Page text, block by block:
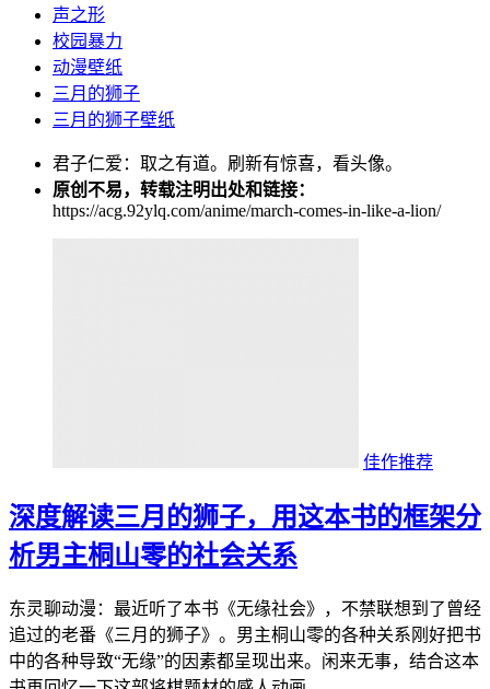
声之形
校园暴力
动漫壁纸
三月的狮子
三月的狮子壁纸
君子仁爱：取之有道。刷新有惊喜，看头像。
原创不易，转载注明出处和链接：
https://acg.92ylq.com/anime/march-comes-in-like-a-lion/
佳作推荐
深度解读三月的狮子，用这本书的框架分
析男主桐山零的社会关系
东灵聊动漫：最近听了本书《无缘社会》，不禁联想到了曾经
追过的老番《三月的狮子》。男主桐山零的各种关系刚好把书
中的各种导致“无缘”的因素都呈现出来。闲来无事，结合这本